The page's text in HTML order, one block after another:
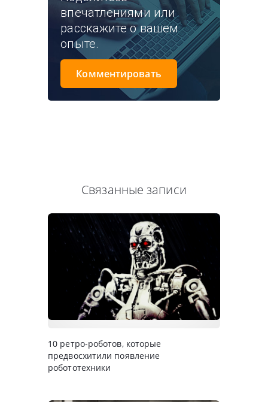
впечатлениями или
расскажите о вашем
опыте.
Комментировать
Связанные записи
10 ретро-роботов, которые
предвосхитили появление
робототехники